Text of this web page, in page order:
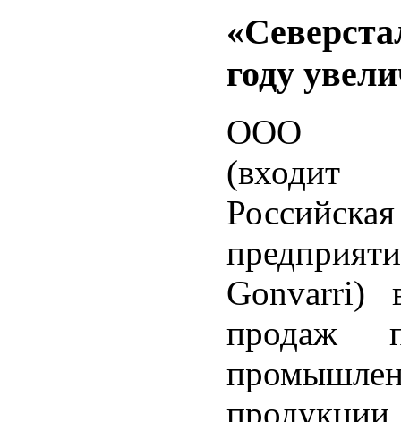
году
ООО
(входит
Gonvarri)
продаж